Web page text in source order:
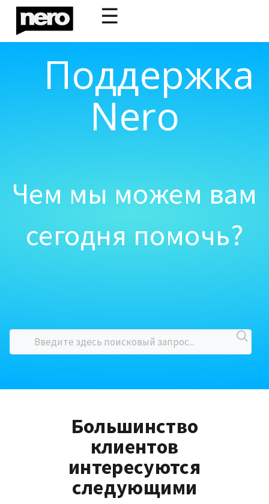
☰
Поддержка
Nero
Чем мы можем вам
сегодня помочь?
Большинство
клиентов
интересуются
следующими